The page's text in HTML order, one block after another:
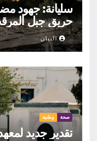
سليانة: جهود
حريق جبل
البيان
صحة وطنية
تقدير جديد